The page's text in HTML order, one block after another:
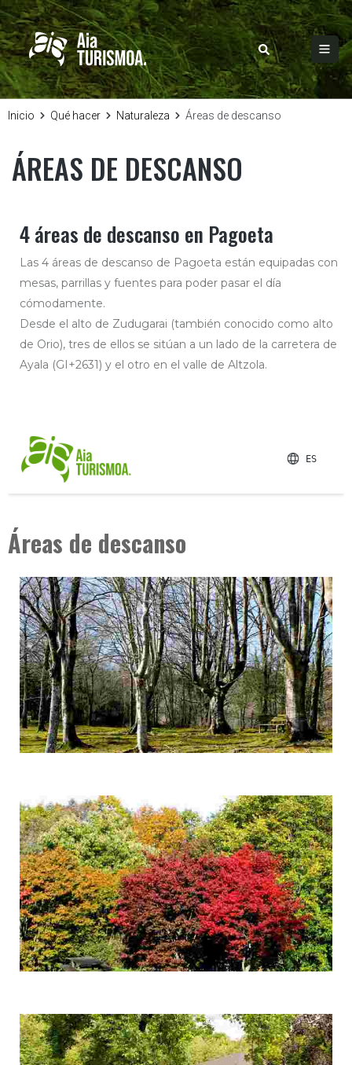
Inicio Qué hacer Naturaleza Áreas de descanso
ÁREAS DE DESCANSO
4 áreas de descanso en Pagoeta
Las 4 áreas de descanso de Pagoeta están equipadas con
mesas, parrillas y fuentes para poder pasar el día
cómodamente.
Desde el alto de Zudugarai (también conocido como alto
de Orio), tres de ellos se sitúan a un lado de la carretera de
Ayala (GI+2631) y el otro en el valle de Altzola.